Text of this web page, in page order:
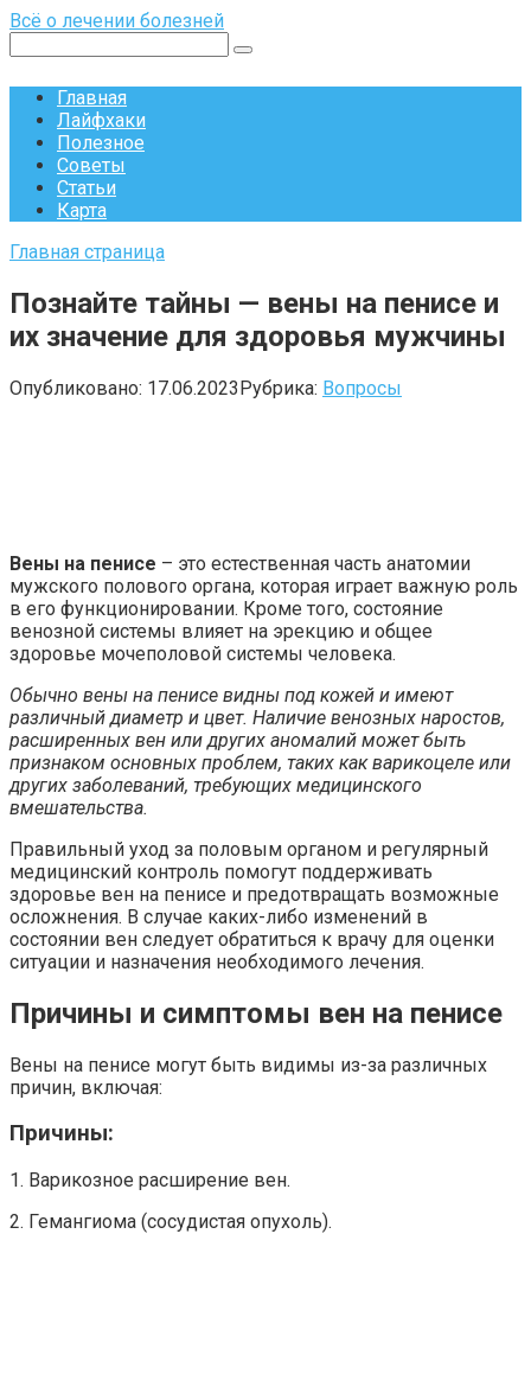
Перейти
контенту
Всё о лечении болезней
Главная
Лайфхаки
Полезное
Советы
Статьи
Карта
Главная страница
Познайте тайны — вены на пенисе и
их значение для здоровья мужчины
Опубликовано: 17.06.2023Рубрика: Вопросы
Вены на пенисе – это естественная часть анатомии
мужского полового органа, которая играет важную роль
в его функционировании. Кроме того, состояние
венозной системы влияет на эрекцию и общее
здоровье мочеполовой системы человека.
Обычно вены на пенисе видны под кожей и имеют
различный диаметр и цвет. Наличие венозных наростов,
расширенных вен или других аномалий может быть
признаком основных проблем, таких как варикоцеле или
других заболеваний, требующих медицинского
вмешательства.
Правильный уход за половым органом и регулярный
медицинский контроль помогут поддерживать
здоровье вен на пенисе и предотвращать возможные
осложнения. В случае каких-либо изменений в
состоянии вен следует обратиться к врачу для оценки
ситуации и назначения необходимого лечения.
Причины и симптомы вен на пенисе
Вены на пенисе могут быть видимы из-за различных
причин, включая:
Причины:
1. Варикозное расширение вен.
2. Гемангиома (сосудистая опухоль).